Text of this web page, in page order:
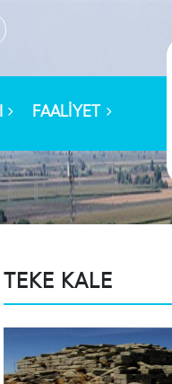
FAALİYET
TEKE KALE